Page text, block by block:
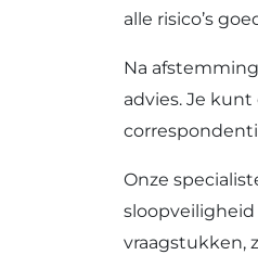
alle risico’s
Na
advies. Je
Onze
vraagstukken,